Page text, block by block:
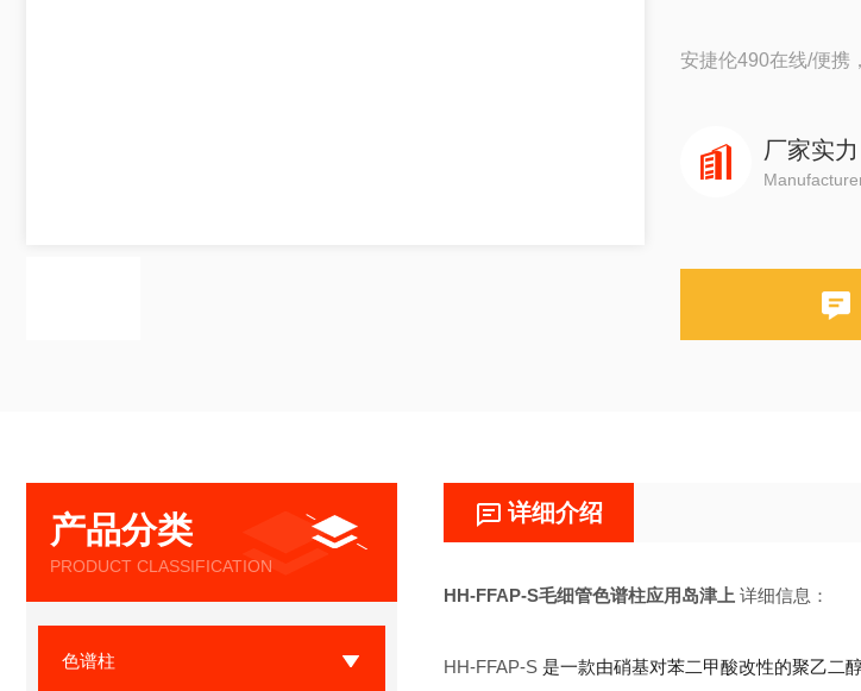
安捷伦490在线/便携
瓦里安3800系列
布鲁克
厂家实力
产品分类
PRODUCT CLASSIFICATION
色谱柱
详细介绍
HH-FFAP-S毛细管色谱柱应用岛津上 详细信息：
HH-FFAP-S 是一款由硝基对苯二甲酸改性的聚乙二